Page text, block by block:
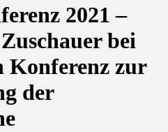
2021 –
bei
Konferenz zur
der